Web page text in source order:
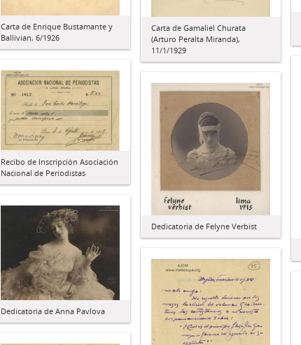
Carta de Enrique Bustamante y
Ballivian, 6/1926
Carta de Gamaliel Churata
(Arturo Peralta Miranda),
11/1/1929
Recibo de Inscripción Asociación
Nacional de Periodistas
Dedicatoria de Felyne Verbist
Dedicatoria de Anna Pavlova